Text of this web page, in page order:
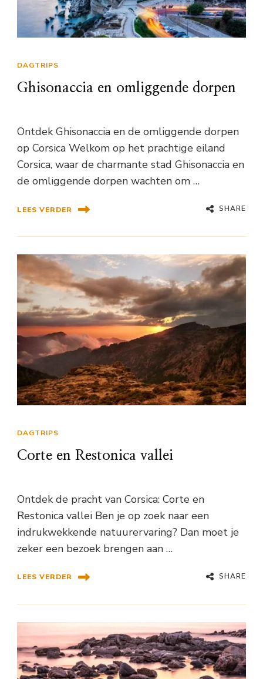
DAGTRIPS
Ghisonaccia en omliggende dorpen
Ontdek Ghisonaccia en de omliggende dorpen
op Corsica Welkom op het prachtige eiland
Corsica, waar de charmante stad Ghisonaccia en
de omliggende dorpen wachten om …
LEES VERDER SHARE
DAGTRIPS
Corte en Restonica vallei
Ontdek de pracht van Corsica: Corte en
Restonica vallei Ben je op zoek naar een
indrukwekkende natuurervaring? Dan moet je
zeker een bezoek brengen aan …
LEES VERDER SHARE